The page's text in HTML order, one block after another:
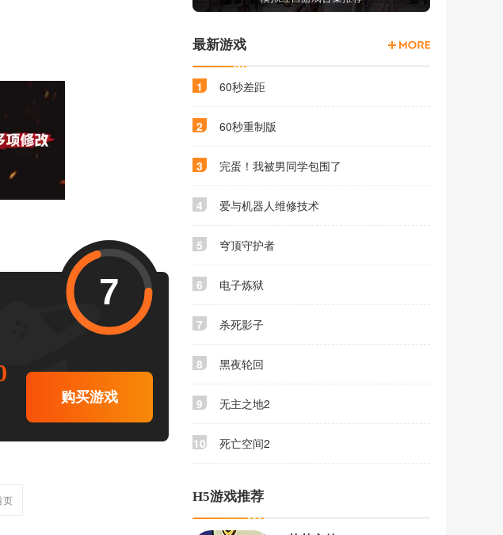
7
购买游戏
页
最新游戏
1 60秒差距
2 60秒重制版
3 完蛋！我被男同学包围了
4 爱与机器人维修技术
5 穹顶守护者
6 电子炼狱
7 杀死影子
8 黑夜轮回
9 无主之地2
10 死亡空间2
H5游戏推荐